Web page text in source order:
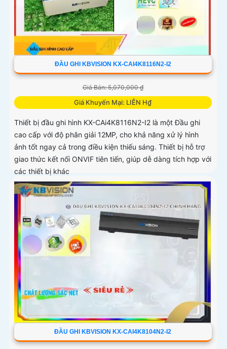
ĐẦU GHI KBVISION KX-CAI4K8116N2-I2
Giá Bán: 5,070,000 ₫
Giá Khuyến Mại: LIÊN H₫
Thiết bị đầu ghi hình KX-CAi4K8116N2-I2 là một Đầu ghi
cao cấp với độ phân giải 12MP, cho khả năng xử lý hình
ảnh tốt ngay cả trong điều kiện thiếu sáng. Thiết bị hỗ trợ
giao thức kết nối ONVIF tiên tiến, giúp dễ dàng tích hợp với
các thiết bị khác
ĐẦU GHI KBVISION KX-CAI4K8104N2-I2